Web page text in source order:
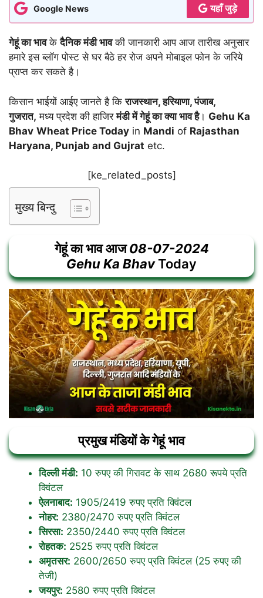
Google News यहाँ जुड़े
गेहूं का भावकेदैनिक मंडी भावकी जानकारी आप आज तारीख अनुसार
हमारे इस ब्लॉग पोस्ट से घर बैठे हर रोज अपने मोबाइल फोन के जरिये
प्राप्त कर सकते है।
किसान भाईयों आईए जानते है किराजस्थान, हरियाणा, पंजाब,
गुजरात, मध्य प्रदेश की हाजिरमंडी में गेहूं का क्या भाव है। Gehu Ka
Bhav Wheat Price Today in Mandi of Rajasthan
Haryana, Punjab and Gujrat etc.
[ke_related_posts]
मुख्य बिन्दु
गेहूं का भाव आज08-07-2024
Gehu Ka BhavToday
प्रमुख मंडियों के गेहूं भाव
दिल्ली मंडी: 10 रुपए की गिरावट के साथ 2680 रूपये प्रति
क्विंटल
ऐलनाबाद: 1905/2419 रुपए प्रति क्विंटल
नोहर: 2380/2470 रुपए प्रति क्विंटल
सिरसा: 2350/2440 रुपए प्रति क्विंटल
रोहतक: 2525 रुपए प्रति क्विंटल
अमृतसर: 2600/2650 रुपए प्रति क्विंटल (25 रुपए की
तेजी)
जयपुर: 2580 रुपए प्रति क्विंटल